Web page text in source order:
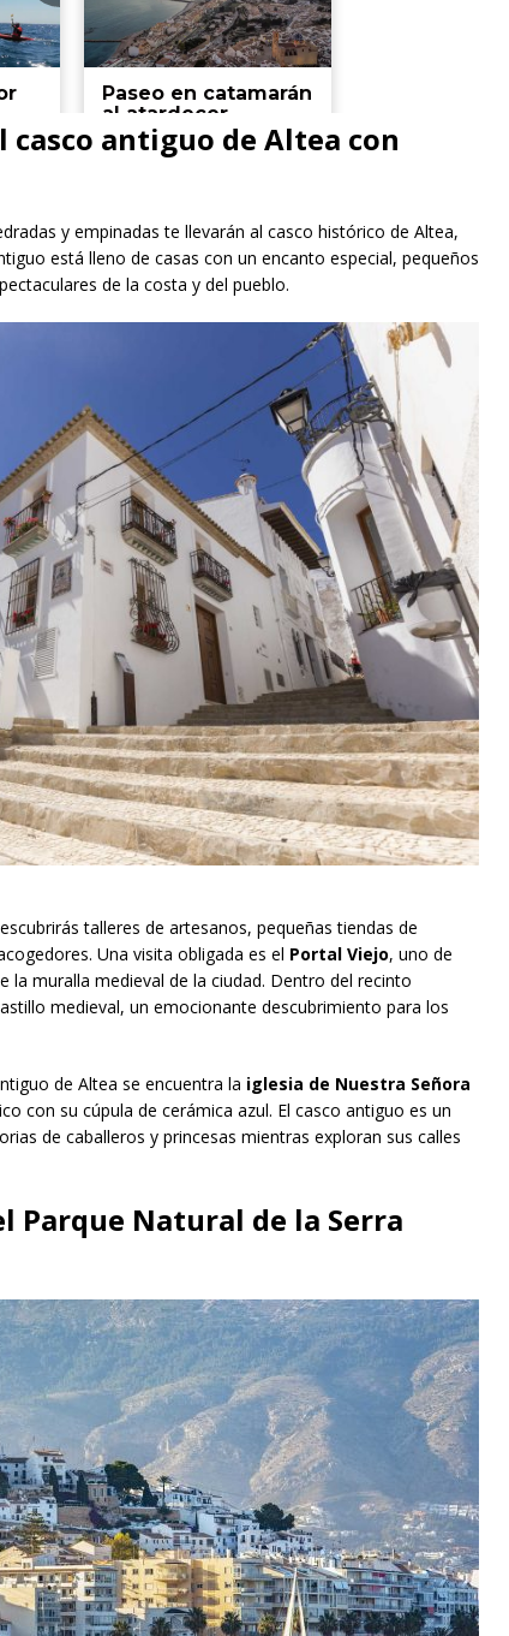
casco antiguo de Altea con
y empinadas te llevarán al casco histórico de Altea,
está lleno de casas con un encanto especial, pequeños
de la costa y del pueblo.
talleres de artesanos, pequeñas tiendas de
Una visita obligada es el Portal Viejo, uno de
muralla medieval de la ciudad. Dentro del recinto
medieval, un emocionante descubrimiento para los
de Altea se encuentra la iglesia de Nuestra Señora
con su cúpula de cerámica azul. El casco antiguo es un
de caballeros y princesas mientras exploran sus calles
Parque Natural de la Serra